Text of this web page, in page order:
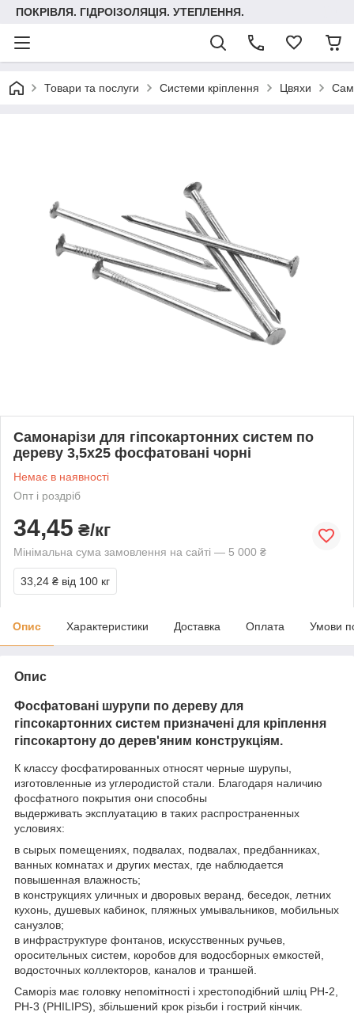
ПОКРІВЛЯ. ГІДРОІЗОЛЯЦІЯ. УТЕПЛЕННЯ.
Товари та послуги Системи кріплення Цвяхи
Самонарізи для гіпсокартонних систем по
дереву 3,5х25 фосфатовані чорні
Немає в наявності
Опт і роздріб
34,45 ₴/кг
Мінімальна сума замовлення на сайті — 5 000 ₴
33,24 ₴ від 100 кг
Опис Характеристики Доставка Оплата Умови
Опис
Фосфатовані шурупи по дереву для
гіпсокартонних систем призначені для кріплення
гіпсокартону до дерев'яним конструкціям.
К классу фосфатированных относят черные шурупы,
изготовленные из углеродистой стали. Благодаря наличию
фосфатного покрытия они способны
выдерживать эксплуатацию в таких распространенных
условиях:
в сырых помещениях, подвалах, подвалах, предбанниках,
ванных комнатах и других местах, где наблюдается
повышенная влажность;
в конструкциях уличных и дворовых веранд, беседок, летних
кухонь, душевых кабинок, пляжных умывальников, мобильных
санузлов;
в инфраструктуре фонтанов, искусственных ручьев,
оросительных систем, коробов для водосборных емкостей,
водосточных коллекторов, каналов и траншей.
Саморіз має головку непомітності і хрестоподібний шліц РН-2,
PH-3 (PHILIPS), збільшений крок різьби і гострий кінчик.